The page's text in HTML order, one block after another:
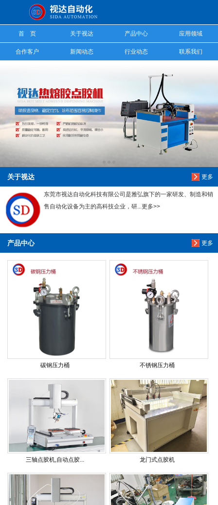
首 页 关于视达 产品中心 应用领域
合作客户 新闻动态 行业动态 联系我们
更多
关于视达
东莞市视达自动化科技有限公司是雅弘旗下的一家研发、制造和销
售自动化设备为主的高科技企业，研...更多>>
更多
产品中心
碳钢压力桶 不锈钢压力桶
三轴点胶机,自动点胶... 龙门式点胶机
信息搜索
搜索